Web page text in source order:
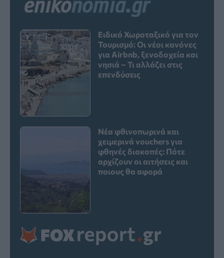
Ειδικό Χωροταξικό για τον
Τουρισμό: Οι νέοι κανόνες
για Airbnb, ξενοδοχεία και
νησιά – Τι αλλάζει στις
επενδύσεις
Νέα φθινοπωρινά και
χειμερινά vouchers για
φθηνές διακοπές: Πότε
αρχίζουν οι αιτήσεις και
ποιους θα αφορά